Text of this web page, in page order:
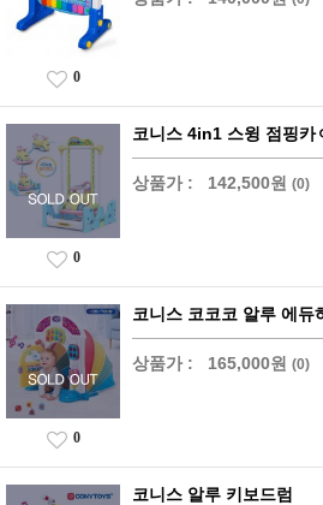
0
코니스 4in1 스윙 점핑카
상품가 : 142,500원 (0)
0
코니스 코코코 알루 에듀
상품가 : 165,000원 (0)
0
코니스 알루 키보드럼